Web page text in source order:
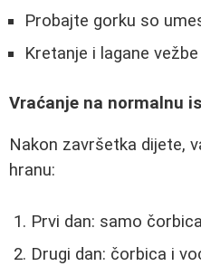
Probajte gorku so
Kretanje i lagane vežbe
Vraćanje na normalnu
Nakon završetka dijete,
hranu:
Prvi dan: samo
Drugi dan: čorbica i